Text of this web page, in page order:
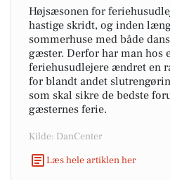
Højsæsonen for
hastige skridt, og inden
sommerhuse med både
gæster. Derfor har man hos
feriehusudlejere ændret en
for blandt andet
som skal sikre de bedste
gæsternes ferie.
Kilde: DanCenter
Læs hele artiklen her